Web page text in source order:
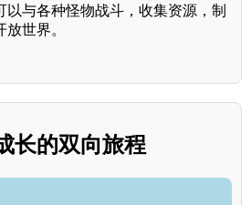
以与各种怪物战斗，收集资源，制
世界。
长的双向旅程